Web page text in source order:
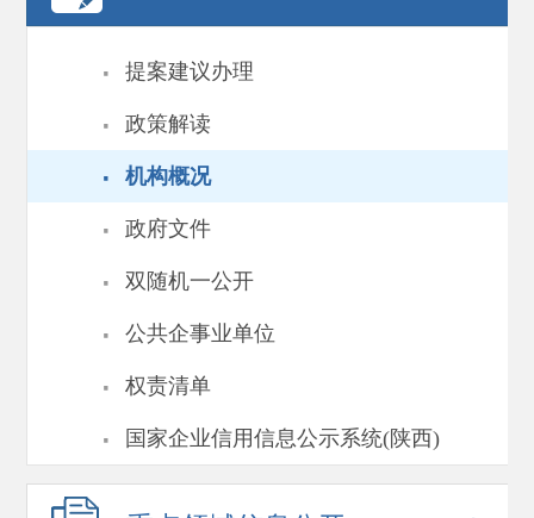
· 提案建议办理
· 政策解读
· 机构概况
· 政府文件
· 双随机一公开
· 公共企事业单位
· 权责清单
· 国家企业信用信息公示系统(陕西)